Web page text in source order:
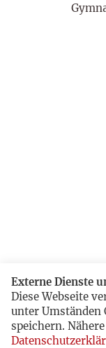
Externe Dienste
Diese Webseite
unter Umständen
speichern.